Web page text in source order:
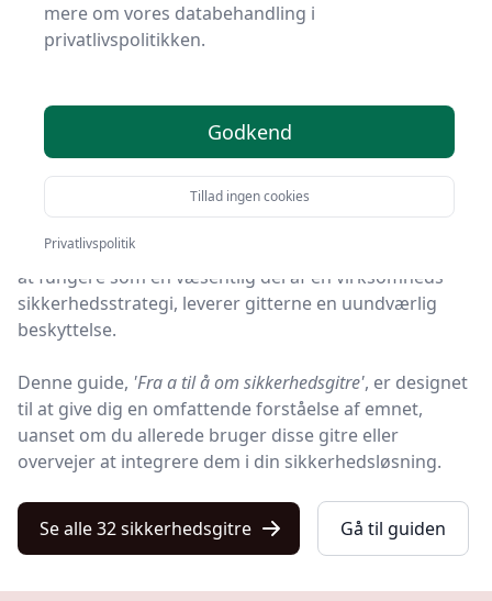
Sikkerhedsgitre - 32 på
I en verden, hvor sikkerhed bliver stadig vigtigere, er
sikkerhedsgitreblevet et centralt element i både
private hjem og kommercielle bygninger.
Fra at beskytte dine kære mod farer i dagligdagen til
at fungere som en væsentlig del af en virksomheds
sikkerhedsstrategi, leverer gitterne en uundværlig
beskyttelse.
Denne guide, 'Fra a til å om sikkerhedsgitre', er designet
til at give dig en omfattende forståelse af emnet,
uanset om du allerede bruger disse gitre eller
overvejer at integrere dem i din sikkerhedsløsning.
Se alle 32 sikkerhedsgitre Gå til guiden
mere om vores databehandling i
privatlivspolitikken.
Godkend
Tillad ingen cookies
Privatlivspolitik